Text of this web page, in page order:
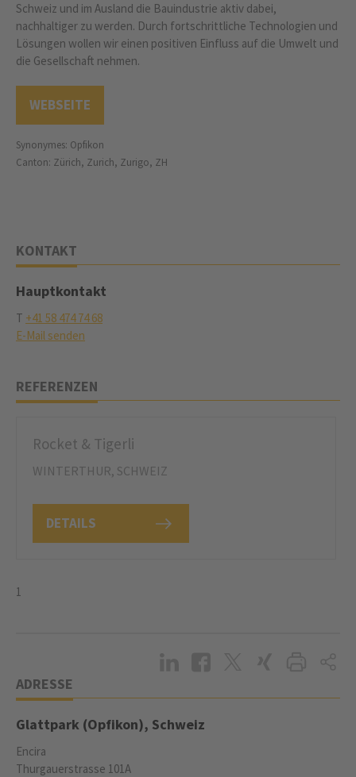
Schweiz und im Ausland die Bauindustrie aktiv dabei,
nachhaltiger zu werden. Durch fortschrittliche Technologien und
Lösungen wollen wir einen positiven Einfluss auf die Umwelt und
die Gesellschaft nehmen.
WEBSEITE
Synonymes: Opfikon
Canton: Zürich, Zurich, Zurigo, ZH
KONTAKT
Hauptkontakt
T +41 58 474 74 68
E-Mail senden
REFERENZEN
DETAILS
Rocket & Tigerli
WINTERTHUR, SCHWEIZ
1
ADRESSE
Glattpark (Opfikon), Schweiz
Encira
Thurgauerstrasse 101A